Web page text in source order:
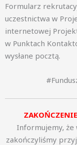
Formularz
uczestnictwa w
internetowej
w Punktach
wysłane pocztą.
Informujemy, że
zakończyliśmy